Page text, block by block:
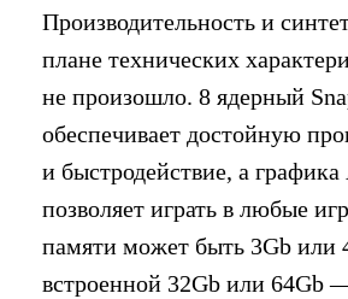
Производительность и
плане технических
не произошло. 8 ядерный
обеспечивает достойную
и быстродействие, а
позволяет играть в любые
памяти может быть 3Gb или
встроенной 32Gb или 64Gb